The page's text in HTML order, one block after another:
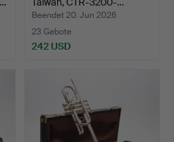
Beendet 20. Jun 2026
23 Gebote
242 USD